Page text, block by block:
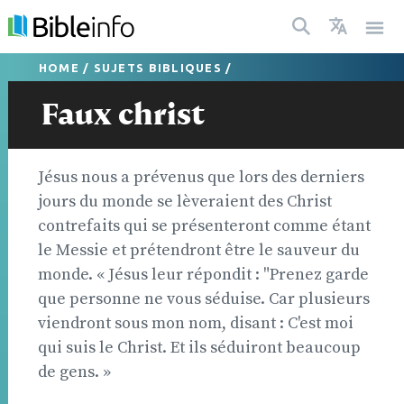
HOME / SUJETS BIBLIQUES /
Faux christ
Jésus nous a prévenus que lors des derniers
jours du monde se lèveraient des Christ
contrefaits qui se présenteront comme étant
le Messie et prétendront être le sauveur du
monde. « Jésus leur répondit : "Prenez garde
que personne ne vous séduise. Car plusieurs
viendront sous mon nom, disant : C'est moi
qui suis le Christ. Et ils séduiront beaucoup
de gens. »